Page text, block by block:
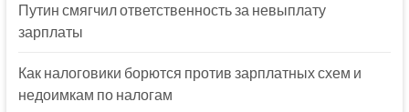
Путин смягчил ответственность за невыплату
зарплаты
Как налоговики борются против зарплатных схем и
недоимкам по налогам